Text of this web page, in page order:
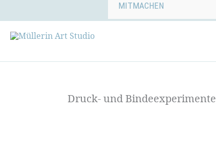
MITMACHEN
Druck- und Bindeexperimente